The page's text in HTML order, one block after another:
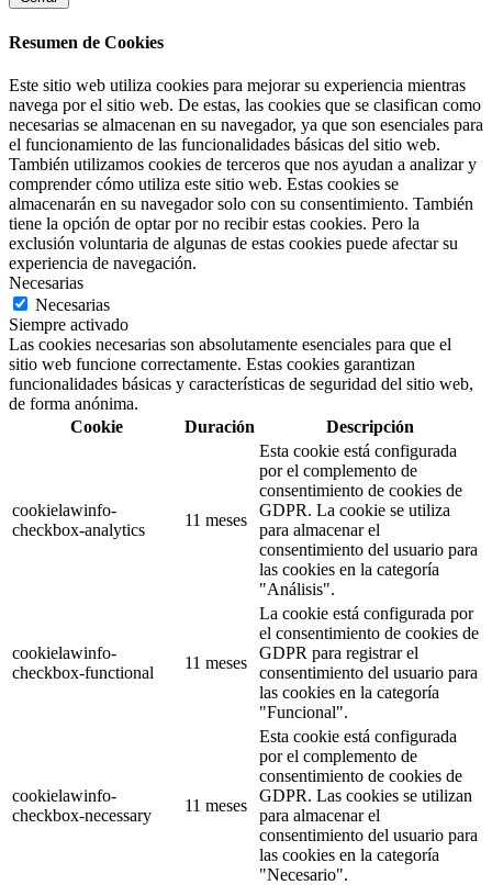
Resumen de Cookies
Este sitio web utiliza cookies para mejorar su experiencia mientras
navega por el sitio web. De estas, las cookies que se clasifican como
necesarias se almacenan en su navegador, ya que son esenciales para
el funcionamiento de las funcionalidades básicas del sitio web.
También utilizamos cookies de terceros que nos ayudan a analizar y
comprender cómo utiliza este sitio web. Estas cookies se
almacenarán en su navegador solo con su consentimiento. También
tiene la opción de optar por no recibir estas cookies. Pero la
exclusión voluntaria de algunas de estas cookies puede afectar su
experiencia de navegación.
Necesarias
Necesarias
Siempre activado
Las cookies necesarias son absolutamente esenciales para que el
sitio web funcione correctamente. Estas cookies garantizan
funcionalidades básicas y características de seguridad del sitio web,
de forma anónima.
Cookie
Duración Descripción
cookielawinfo-
checkbox-analytics
11 meses
Esta cookie está configurada
por el complemento de
consentimiento de cookies de
GDPR. La cookie se utiliza
para almacenar el
consentimiento del usuario para
las cookies en la categoría
"Análisis".
cookielawinfo-
checkbox-functional
11 meses
La cookie está configurada por
el consentimiento de cookies de
GDPR para registrar el
consentimiento del usuario para
las cookies en la categoría
"Funcional".
cookielawinfo-
checkbox-necessary
11 meses
Esta cookie está configurada
por el complemento de
consentimiento de cookies de
GDPR. Las cookies se utilizan
para almacenar el
consentimiento del usuario para
las cookies en la categoría
"Necesario".